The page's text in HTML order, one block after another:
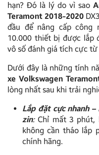
hạn? Đó là lý do vì sao
Teramont 2018-2020
đầu để nâng cấp công
10.000 thiết bị được lắp
vô số đánh giá tích cực
Dưới đây là những tính
xe Volkswagen
lòng nhất sau khi trải
Lắp đặt cực nhanh
zin:Chỉ mất 3 phút,
không cần tháo lắp
chính hãng.